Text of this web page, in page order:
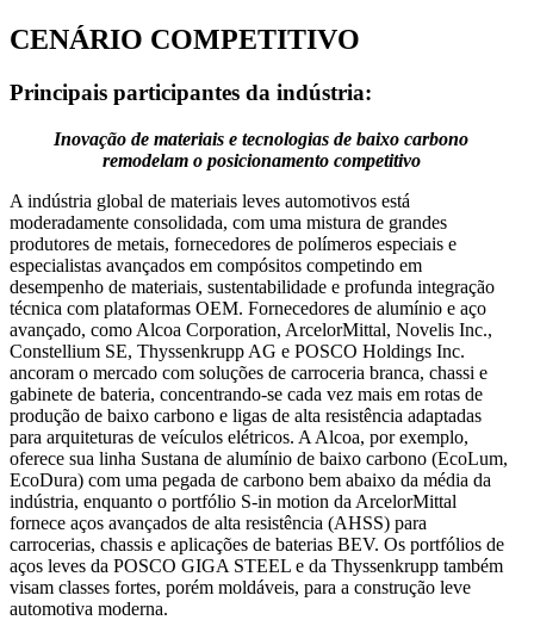
CENÁRIO COMPETITIVO
Principais participantes da indústria:
Inovação de materiais e tecnologias de baixo carbono
remodelam o posicionamento competitivo
A indústria global de materiais leves automotivos está
moderadamente consolidada, com uma mistura de grandes
produtores de metais, fornecedores de polímeros especiais e
especialistas avançados em compósitos competindo em
desempenho de materiais, sustentabilidade e profunda integração
técnica com plataformas OEM. Fornecedores de alumínio e aço
avançado, como Alcoa Corporation, ArcelorMittal, Novelis Inc.,
Constellium SE, Thyssenkrupp AG e POSCO Holdings Inc.
ancoram o mercado com soluções de carroceria branca, chassi e
gabinete de bateria, concentrando-se cada vez mais em rotas de
produção de baixo carbono e ligas de alta resistência adaptadas
para arquiteturas de veículos elétricos. A Alcoa, por exemplo,
oferece sua linha Sustana de alumínio de baixo carbono (EcoLum,
EcoDura) com uma pegada de carbono bem abaixo da média da
indústria, enquanto o portfólio S-in motion da ArcelorMittal
fornece aços avançados de alta resistência (AHSS) para
carrocerias, chassis e aplicações de baterias BEV. Os portfólios de
aços leves da POSCO GIGA STEEL e da Thyssenkrupp também
visam classes fortes, porém moldáveis, para a construção leve
automotiva moderna.